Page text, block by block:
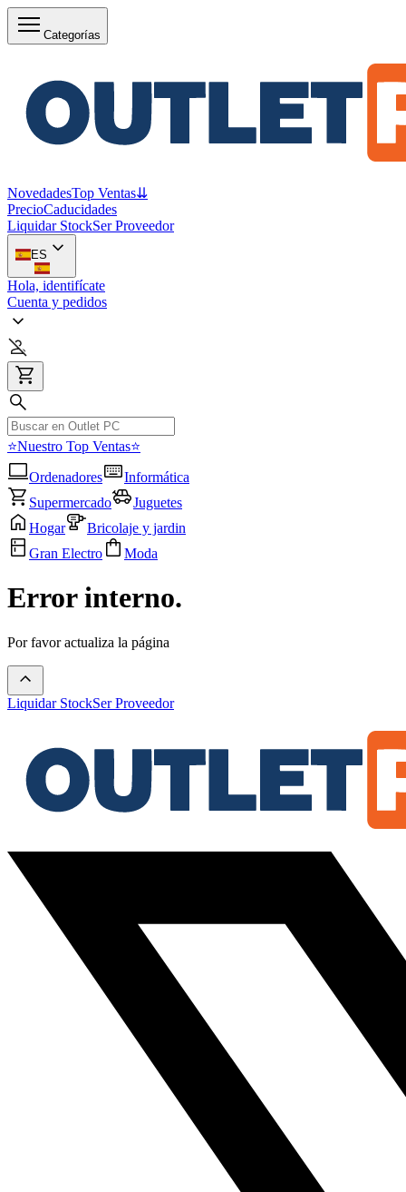
Categorías
NovedadesTop Ventas⇊
PrecioCaducidades
Liquidar StockSer Proveedor
ES
Hola, identifícate
Cuenta y pedidos
⭐Nuestro Top Ventas⭐
Ordenadores
Informática
Supermercado
Juguetes
Hogar
Bricolaje y jardin
Gran Electro
Moda
Error interno.
Por favor actualiza la página
Liquidar StockSer Proveedor